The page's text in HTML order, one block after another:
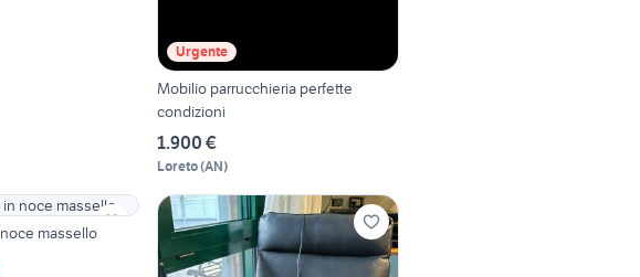
Urgente
Mobilio parrucchieria perfette
condizioni
1.900 €
Loreto(AN)
massello